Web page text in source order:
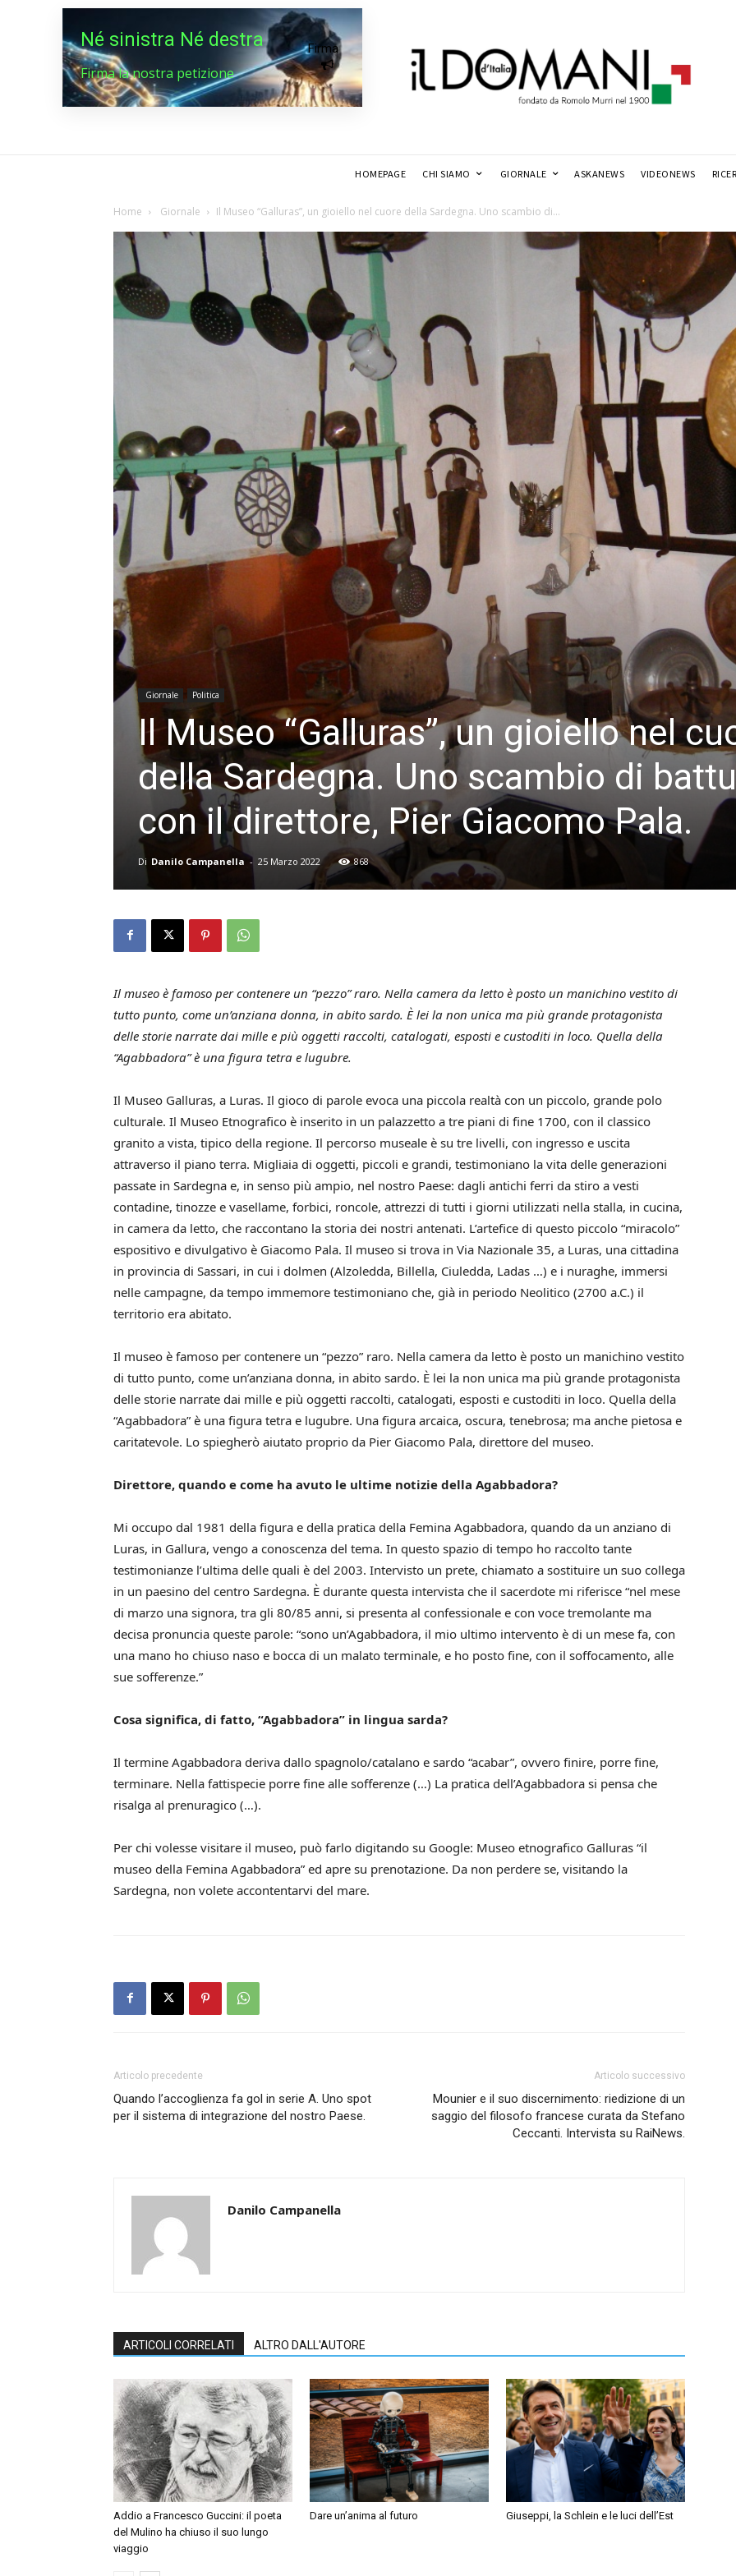
Né sinistra Né destra
Firma la nostra petizione
Firma
HOMEPAGE CHI SIAMO GIORNALE ASKANEWS VIDEONEWS
Home Giornale Il Museo “Galluras”, un gioiello nel cuore della Sardegna. Uno scambio di...
Giornale Politica
Il Museo “Galluras”, un gioiello nel
della Sardegna. Uno scambio di
con il direttore, Pier Giacomo Pala.
Di Danilo Campanella - 25 Marzo 2022 868
Il museo è famoso per contenere un “pezzo” raro. Nella camera da letto è posto un manichino vestito di
tutto punto, come un’anziana donna, in abito sardo. È lei la non unica ma più grande protagonista
delle storie narrate dai mille e più oggetti raccolti, catalogati, esposti e custoditi in loco. Quella della
“Agabbadora” è una figura tetra e lugubre.
Il Museo Galluras, a Luras. Il gioco di parole evoca una piccola realtà con un piccolo, grande polo
culturale. Il Museo Etnografico è inserito in un palazzetto a tre piani di fine 1700, con il classico
granito a vista, tipico della regione. Il percorso museale è su tre livelli, con ingresso e uscita
attraverso il piano terra. Migliaia di oggetti, piccoli e grandi, testimoniano la vita delle generazioni
passate in Sardegna e, in senso più ampio, nel nostro Paese: dagli antichi ferri da stiro a vesti
contadine, tinozze e vasellame, forbici, roncole, attrezzi di tutti i giorni utilizzati nella stalla, in cucina,
in camera da letto, che raccontano la storia dei nostri antenati. L’artefice di questo piccolo “miracolo”
espositivo e divulgativo è Giacomo Pala. Il museo si trova in Via Nazionale 35, a Luras, una cittadina
in provincia di Sassari, in cui i dolmen (Alzoledda, Billella, Ciuledda, Ladas …) e i nuraghe, immersi
nelle campagne, da tempo immemore testimoniano che, già in periodo Neolitico (2700 a.C.) il
territorio era abitato.
Il museo è famoso per contenere un “pezzo” raro. Nella camera da letto è posto un manichino vestito
di tutto punto, come un’anziana donna, in abito sardo. È lei la non unica ma più grande protagonista
delle storie narrate dai mille e più oggetti raccolti, catalogati, esposti e custoditi in loco. Quella della
“Agabbadora” è una figura tetra e lugubre. Una figura arcaica, oscura, tenebrosa; ma anche pietosa e
caritatevole. Lo spiegherò aiutato proprio da Pier Giacomo Pala, direttore del museo.
Direttore, quando e come ha avuto le ultime notizie della Agabbadora?
Mi occupo dal 1981 della figura e della pratica della Femina Agabbadora, quando da un anziano di
Luras, in Gallura, vengo a conoscenza del tema. In questo spazio di tempo ho raccolto tante
testimonianze l’ultima delle quali è del 2003. Intervisto un prete, chiamato a sostituire un suo collega
in un paesino del centro Sardegna. È durante questa intervista che il sacerdote mi riferisce “nel mese
di marzo una signora, tra gli 80/85 anni, si presenta al confessionale e con voce tremolante ma
decisa pronuncia queste parole: “sono un’Agabbadora, il mio ultimo intervento è di un mese fa, con
una mano ho chiuso naso e bocca di un malato terminale, e ho posto fine, con il soffocamento, alle
sue sofferenze.”
Cosa significa, di fatto, “Agabbadora” in lingua sarda?
Il termine Agabbadora deriva dallo spagnolo/catalano e sardo “acabar”, ovvero finire, porre fine,
terminare. Nella fattispecie porre fine alle sofferenze (…) La pratica dell’Agabbadora si pensa che
risalga al prenuragico (…).
Per chi volesse visitare il museo, può farlo digitando su Google: Museo etnografico Galluras “il
museo della Femina Agabbadora” ed apre su prenotazione. Da non perdere se, visitando la
Sardegna, non volete accontentarvi del mare.
Articolo precedente
Quando l’accoglienza fa gol in serie A. Uno spot
per il sistema di integrazione del nostro Paese.
Articolo successivo
Mounier e il suo discernimento: riedizione di un
saggio del filosofo francese curata da Stefano
Ceccanti. Intervista su RaiNews.
Danilo Campanella
ARTICOLI CORRELATI ALTRO DALL'AUTORE
Addio a Francesco Guccini: il poeta
del Mulino ha chiuso il suo lungo
viaggio
Dare un’anima al futuro Giuseppi, la Schlein e le luci dell’Est